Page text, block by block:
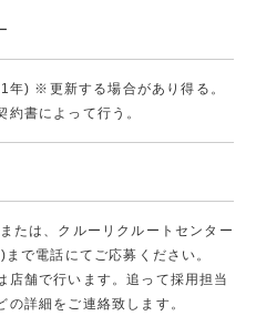
年) ※更新する場合があり得る。
約書によって行う。
たは、クルーリクルートセンター
で電話にてご応募ください。
店舗で行います。追って採用担当
の詳細をご連絡致します。